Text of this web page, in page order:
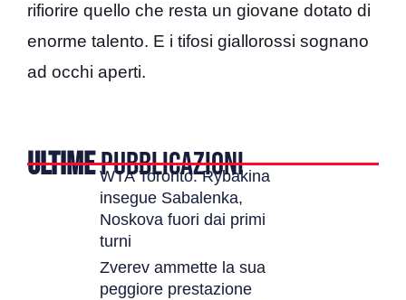
rifiorire quello che resta un giovane dotato di
enorme talento. E i tifosi giallorossi sognano
ad occhi aperti.
ULTIMEPUBBLICAZIONI
WTA Toronto: Rybakina
insegue Sabalenka,
Noskova fuori dai primi
turni
Zverev ammette la sua
peggiore prestazione